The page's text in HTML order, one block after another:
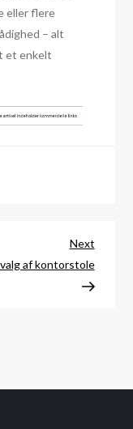
eller flere
– alt
et enkelt
Next
Post
Next
af kontorstole